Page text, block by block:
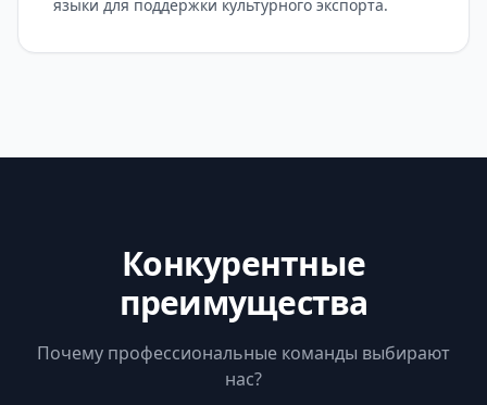
языки для поддержки культурного экспорта.
Конкурентные
преимущества
Почему профессиональные команды выбирают
нас?